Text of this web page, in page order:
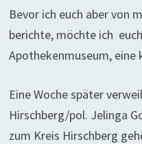
Bevor ich euch aber von
berichte, möchte ich
Apothekenmuseum, eine
Eine Woche später
Hirschberg/pol. Jelinga
zum Kreis Hirschberg